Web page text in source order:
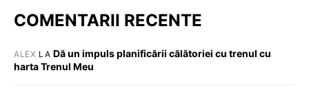
COMENTARII RECENTE
ALEX LA Dă un impuls planificării călătoriei cu trenul cu
harta Trenul Meu